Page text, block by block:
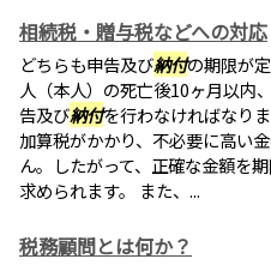
相続税・贈与税などへの対応
どちらも申告及び納付の期限が
人（本人）の死亡後10ヶ月以内
告及び納付を行わなければなり
加算税がかかり、不必要に高い
ん。したがって、正確な金額を
求められます。 また、...
税務顧問とは何か？